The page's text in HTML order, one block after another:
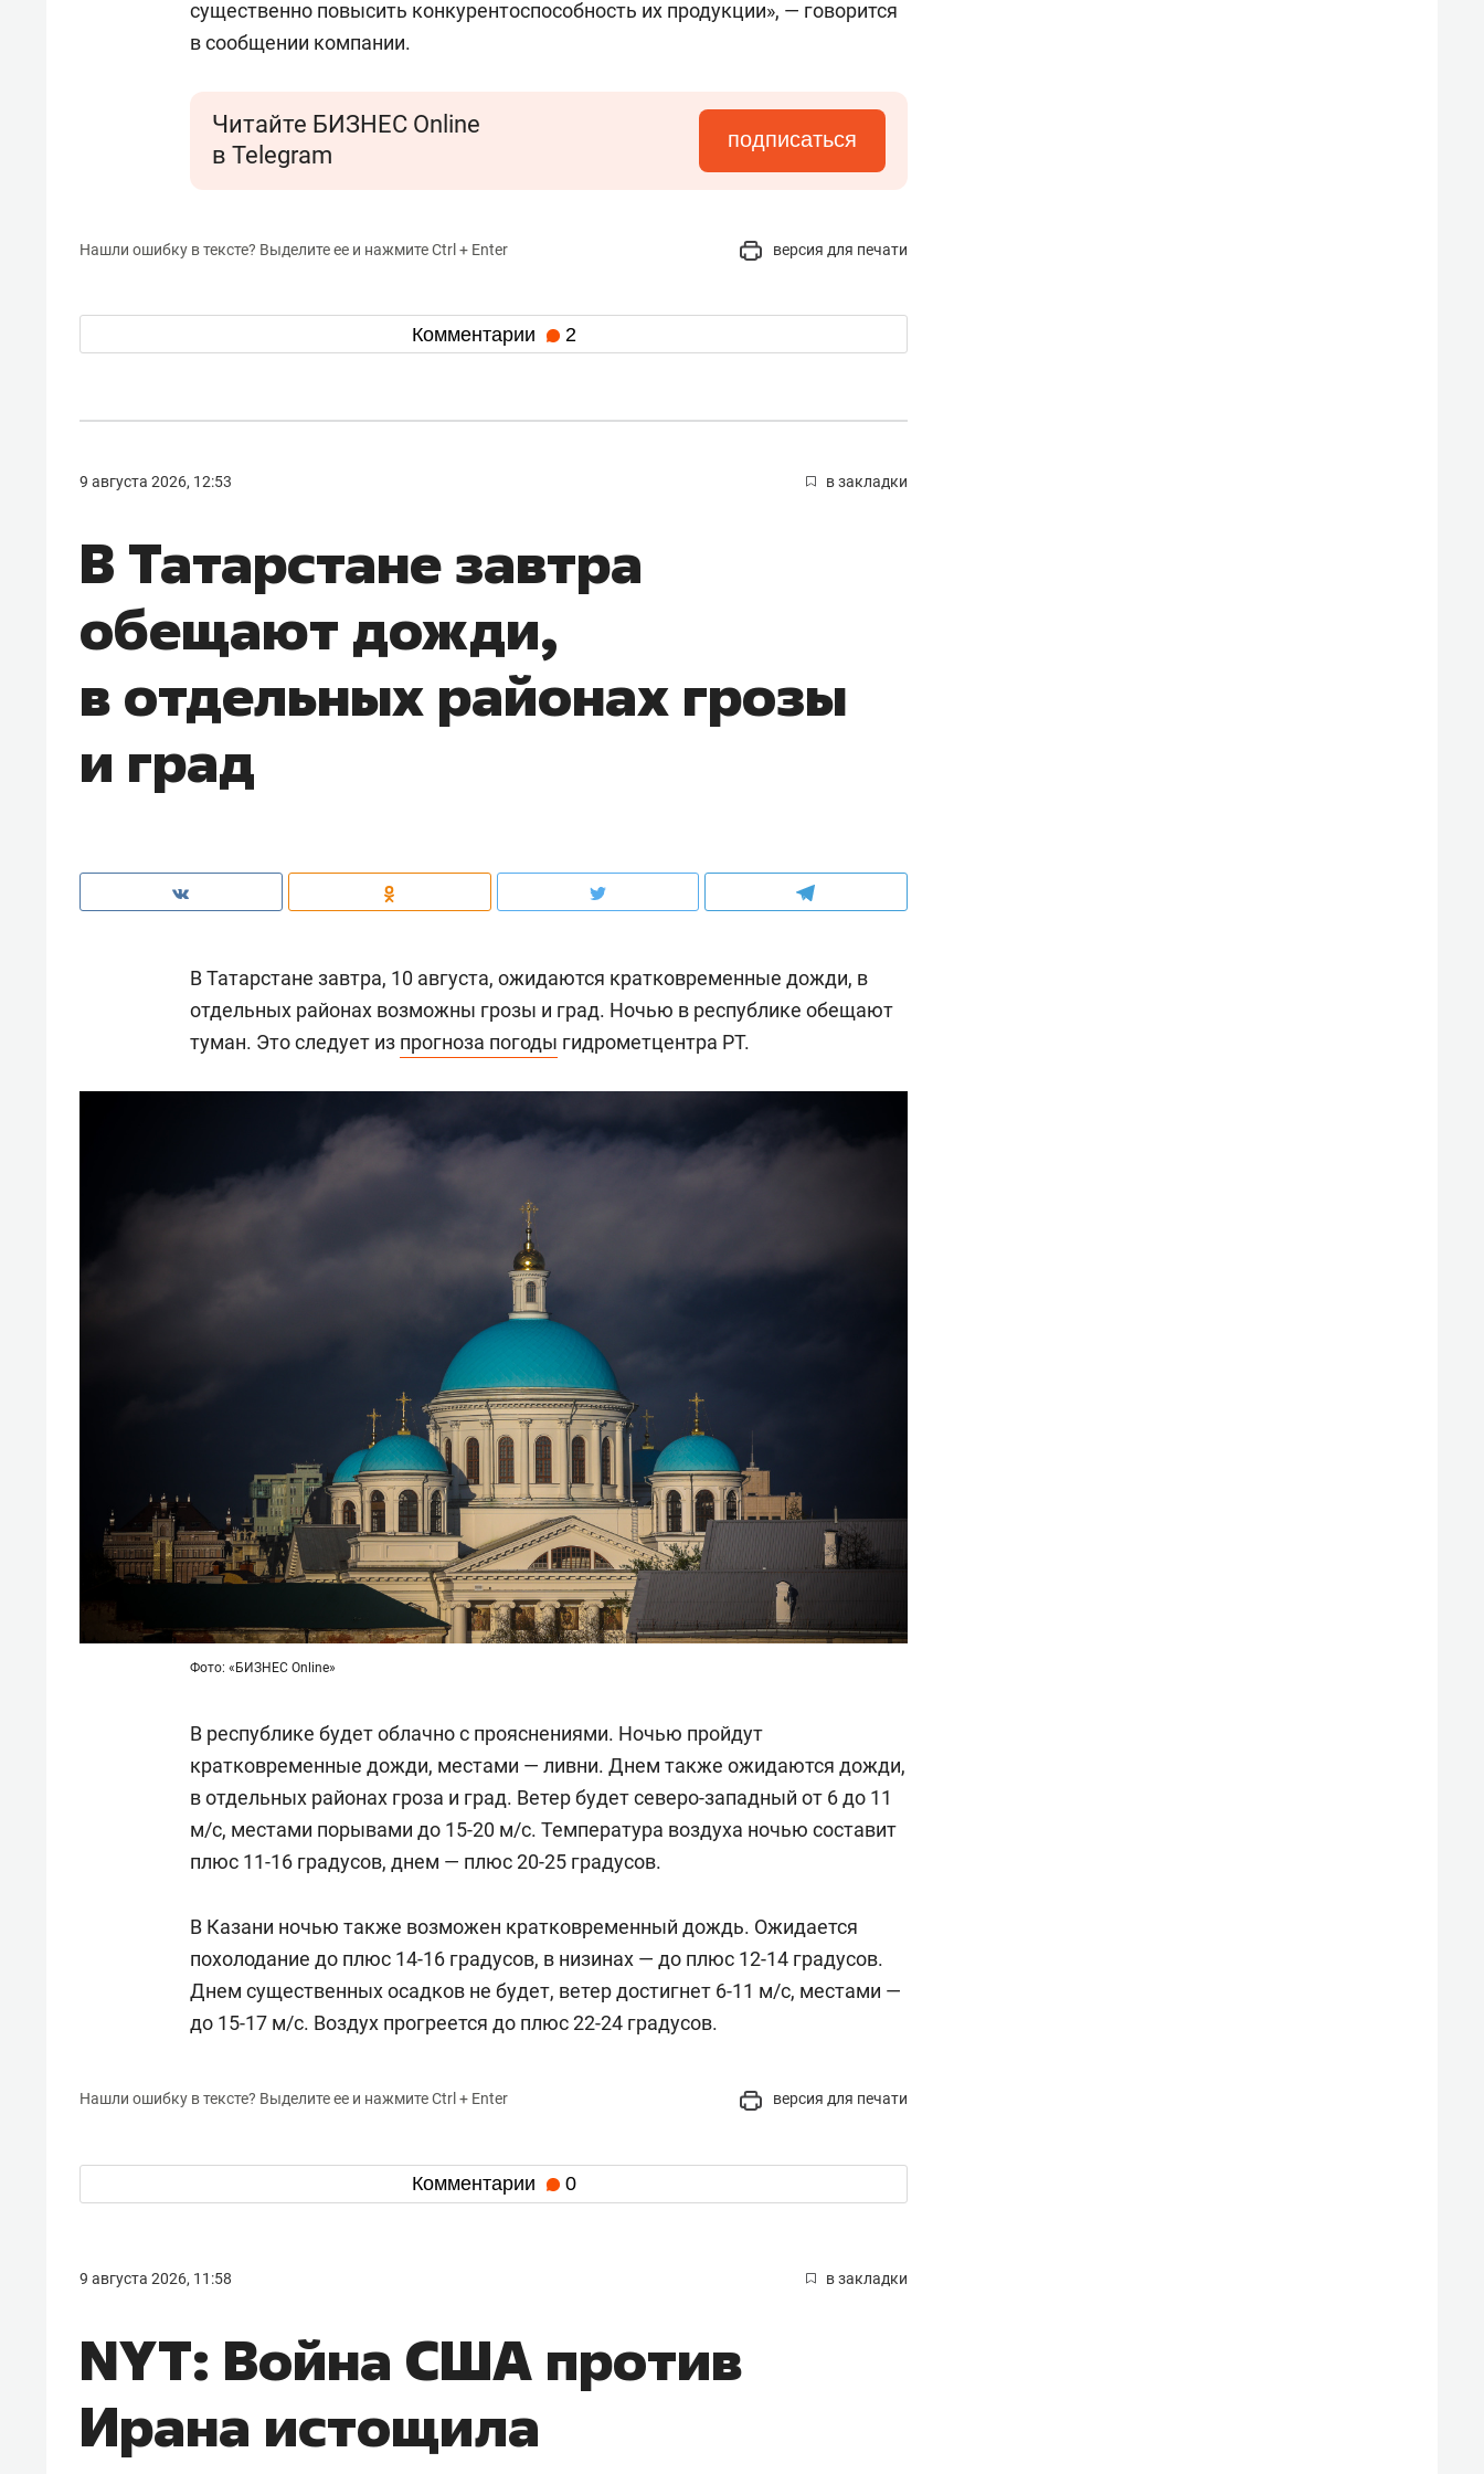
существенно повысить конкурентоспособность их продукции», — говорится
в сообщении компании.
Читайте БИЗНЕС Online
в Telegram
подписаться
Нашли ошибку в тексте? Выделите ее и нажмите Ctrl + Enter версия для печати
Комментарии 2
9 августа 2026, 12:53 в закладки
В Татарстане завтра
обещают дожди,
в отдельных районах грозы
и град
В Татарстане завтра, 10 августа, ожидаются кратковременные дожди, в
отдельных районах возможны грозы и град. Ночью в республике обещают
туман. Это следует из прогноза погоды гидрометцентра РТ.
Фото: «БИЗНЕС Online»
В республике будет облачно с прояснениями. Ночью пройдут
кратковременные дожди, местами — ливни. Днем также ожидаются дожди,
в отдельных районах гроза и град. Ветер будет северо-западный от 6 до 11
м/с, местами порывами до 15-20 м/с. Температура воздуха ночью составит
плюс 11-16 градусов, днем — плюс 20-25 градусов.
В Казани ночью также возможен кратковременный дождь. Ожидается
похолодание до плюс 14-16 градусов, в низинах — до плюс 12-14 градусов.
Днем существенных осадков не будет, ветер достигнет 6-11 м/c, местами —
до 15-17 м/с. Воздух прогреется до плюс 22-24 градусов.
Нашли ошибку в тексте? Выделите ее и нажмите Ctrl + Enter версия для печати
Комментарии 0
9 августа 2026, 11:58 в закладки
NYT: Война США против
Ирана истощила